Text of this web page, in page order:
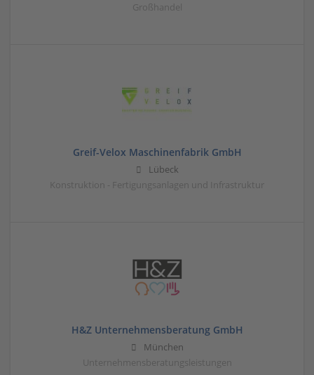
Großhandel
Greif-Velox Maschinenfabrik GmbH
Lübeck
Konstruktion - Fertigungsanlagen und Infrastruktur
H&Z Unternehmensberatung GmbH
München
Unternehmensberatungsleistungen